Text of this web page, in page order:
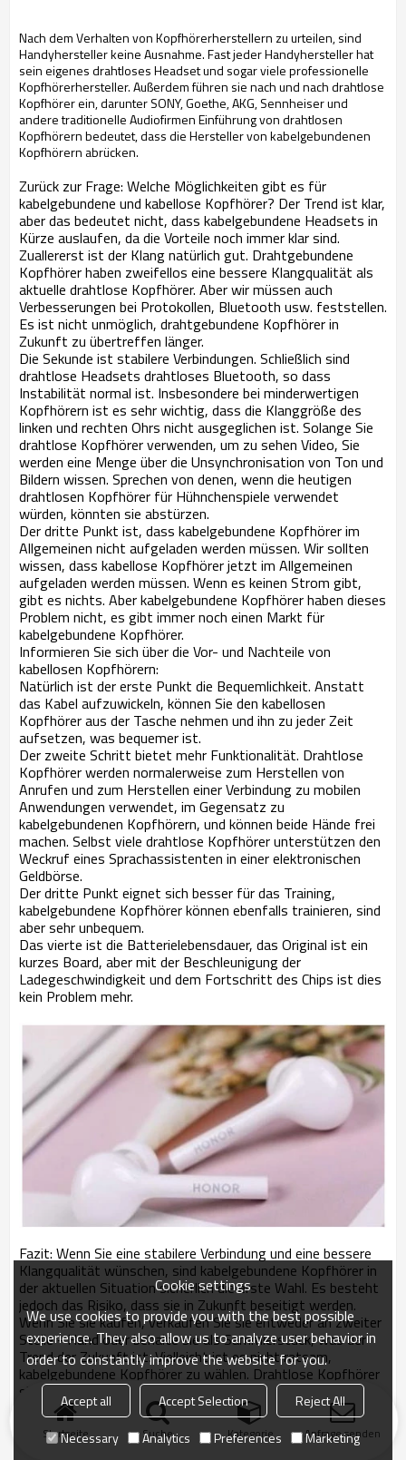
Nach dem Verhalten von Kopfhörerherstellern zu urteilen, sind
Handyhersteller keine Ausnahme. Fast jeder Handyhersteller hat
sein eigenes drahtloses Headset und sogar viele professionelle
Kopfhörerhersteller. Außerdem führen sie nach und nach drahtlose
Kopfhörer ein, darunter SONY, Goethe, AKG, Sennheiser und
andere traditionelle Audiofirmen Einführung von drahtlosen
Kopfhörern bedeutet, dass die Hersteller von kabelgebundenen
Kopfhörern abrücken.
Zurück zur Frage: Welche Möglichkeiten gibt es für
kabelgebundene und kabellose Kopfhörer? Der Trend ist klar,
aber das bedeutet nicht, dass kabelgebundene Headsets in
Kürze auslaufen, da die Vorteile noch immer klar sind.
Zuallererst ist der Klang natürlich gut. Drahtgebundene
Kopfhörer haben zweifellos eine bessere Klangqualität als
aktuelle drahtlose Kopfhörer. Aber wir müssen auch
Verbesserungen bei Protokollen, Bluetooth usw. feststellen.
Es ist nicht unmöglich, drahtgebundene Kopfhörer in
Zukunft zu übertreffen länger.
Die Sekunde ist stabilere Verbindungen. Schließlich sind
drahtlose Headsets drahtloses Bluetooth, so dass
Instabilität normal ist. Insbesondere bei minderwertigen
Kopfhörern ist es sehr wichtig, dass die Klanggröße des
linken und rechten Ohrs nicht ausgeglichen ist. Solange Sie
drahtlose Kopfhörer verwenden, um zu sehen Video, Sie
werden eine Menge über die Unsynchronisation von Ton und
Bildern wissen. Sprechen von denen, wenn die heutigen
drahtlosen Kopfhörer für Hühnchenspiele verwendet
würden, könnten sie abstürzen.
Der dritte Punkt ist, dass kabelgebundene Kopfhörer im
Allgemeinen nicht aufgeladen werden müssen. Wir sollten
wissen, dass kabellose Kopfhörer jetzt im Allgemeinen
aufgeladen werden müssen. Wenn es keinen Strom gibt,
gibt es nichts. Aber kabelgebundene Kopfhörer haben dieses
Problem nicht, es gibt immer noch einen Markt für
kabelgebundene Kopfhörer.
Informieren Sie sich über die Vor- und Nachteile von
kabellosen Kopfhörern:
Natürlich ist der erste Punkt die Bequemlichkeit. Anstatt
das Kabel aufzuwickeln, können Sie den kabellosen
Kopfhörer aus der Tasche nehmen und ihn zu jeder Zeit
aufsetzen, was bequemer ist.
Der zweite Schritt bietet mehr Funktionalität. Drahtlose
Kopfhörer werden normalerweise zum Herstellen von
Anrufen und zum Herstellen einer Verbindung zu mobilen
Anwendungen verwendet, im Gegensatz zu
kabelgebundenen Kopfhörern, und können beide Hände frei
machen. Selbst viele drahtlose Kopfhörer unterstützen den
Weckruf eines Sprachassistenten in einer elektronischen
Geldbörse.
Der dritte Punkt eignet sich besser für das Training,
kabelgebundene Kopfhörer können ebenfalls trainieren, sind
aber sehr unbequem.
Das vierte ist die Batterielebensdauer, das Original ist ein
kurzes Board, aber mit der Beschleunigung der
Ladegeschwindigkeit und dem Fortschritt des Chips ist dies
kein Problem mehr.
Fazit: Wenn Sie eine stabilere Verbindung und eine bessere
Klangqualität wünschen, sind kabelgebundene Kopfhörer in
der aktuellen Situation sicherlich die erste Wahl. Es besteht
jedoch das Risiko, dass sie in Zukunft beseitigt werden.
Wenn Sie sie kaufen, verkaufen Sie sie entweder an zweiter
Stelle - Hand oder behalte sie als Sammlerstück, was der
Trend der Zukunft ist. Vielleicht ist es nicht ratsam,
kabelgebundene Kopfhörer zu wählen. Drahtlose Kopfhörer
sind definitiv die Zukunft, findest du nicht?
Startseite Suche Kategorie Anfrage senden
Cookie settings
We use cookies to provide you with the best possible
experience. They also allow us to analyze user behavior in
order to constantly improve the website for you.
Accept all Accept Selection
Reject All
Necessary
Analytics Preferences Marketing